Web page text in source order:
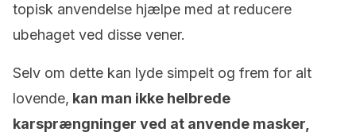
topisk anvendelse hjælpe med at reducere
ubehaget ved disse vener.
Selv om dette kan lyde simpelt og frem for alt
lovende, kan man ikke helbrede
karsprængninger ved at anvende masker,